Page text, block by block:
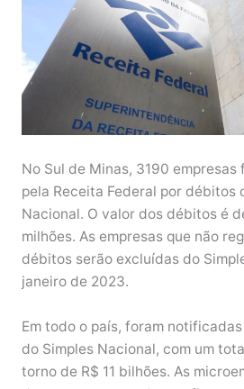
No Sul de Minas, 3190
pela Receita Federal por débitos
Nacional. O valor dos débitos é
milhões. As empresas que não
débitos serão excluídas do
janeiro de 2023.
Em todo o país, foram
do Simples Nacional, com um
torno de R$ 11 bilhões. As